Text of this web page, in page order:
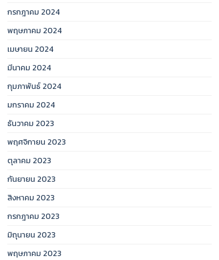
กรกฎาคม 2024
พฤษภาคม 2024
เมษายน 2024
มีนาคม 2024
กุมภาพันธ์ 2024
มกราคม 2024
ธันวาคม 2023
พฤศจิกายน 2023
ตุลาคม 2023
กันยายน 2023
สิงหาคม 2023
กรกฎาคม 2023
มิถุนายน 2023
พฤษภาคม 2023